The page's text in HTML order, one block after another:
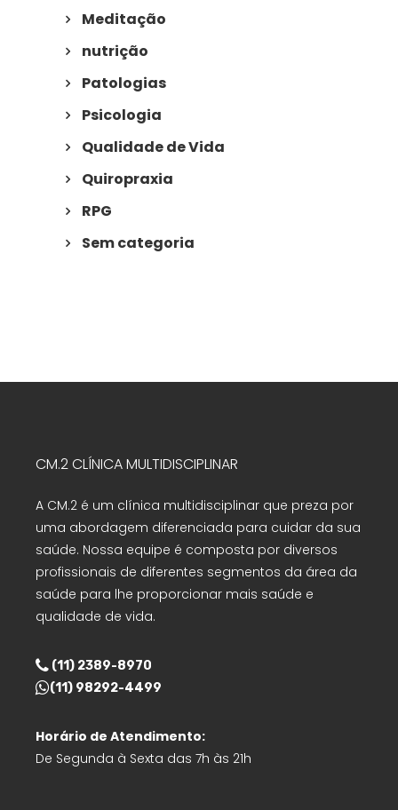
Meditação
nutrição
Patologias
Psicologia
Qualidade de Vida
Quiropraxia
RPG
Sem categoria
CM.2 CLÍNICA MULTIDISCIPLINAR
A CM.2 é um clínica multidisciplinar que preza por
uma abordagem diferenciada para cuidar da sua
saúde. Nossa equipe é composta por diversos
profissionais de diferentes segmentos da área da
saúde para lhe proporcionar mais saúde e
qualidade de vida.
(11) 2389-8970
(11) 98292-4499
Horário de Atendimento:
De Segunda à Sexta das 7h às 21h